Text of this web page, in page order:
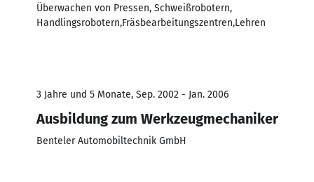
Überwachen von Pressen, Schweißrobotern,
Handlingsrobotern,Fräsbearbeitungszentren,Lehren
3 Jahre und 5 Monate, Sep. 2002 - Jan. 2006
Ausbildung zum Werkzeugmechaniker
Benteler Automobiltechnik GmbH